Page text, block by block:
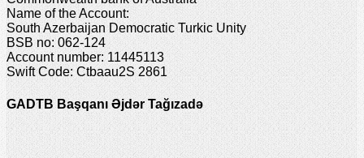
Name of the Account:
South Azerbaijan Democratic Turkic Unity
BSB no: 062-124
Account number: 11445113
Swift Code: Ctbaau2S 2861
GADTB Başqanı Əjdər Tağızadə